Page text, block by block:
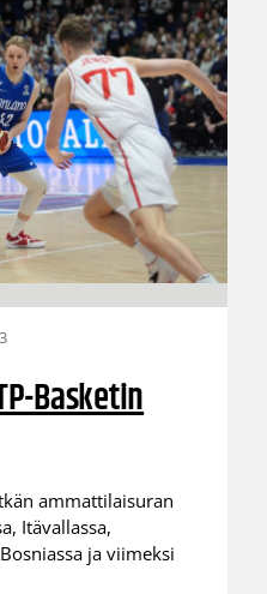
Basketin
ammattilaisuran
Itävallassa,
ja viimeksi